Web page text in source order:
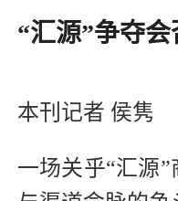
“汇源”争夺
本刊记者 侯隽
一场关乎“汇源